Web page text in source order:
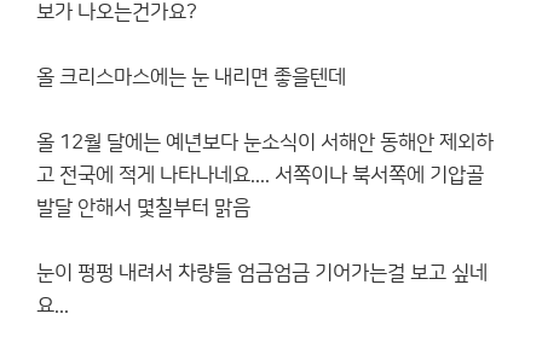
보가 나오는건가요?
올 크리스마스에는 눈 내리면 좋을텐데
올 12월 달에는 예년보다 눈소식이 서해안 동해안 제외하
고 전국에 적게 나타나네요.... 서쪽이나 북서쪽에 기압골
발달 안해서 몇칠부터 맑음
눈이 펑펑 내려서 차량들 엄금엄금 기어가는걸 보고 싶네
요...